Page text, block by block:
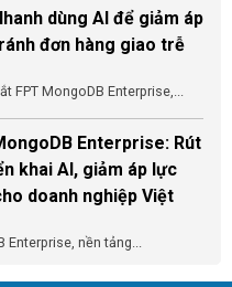
dùng AI để giảm áp
đơn hàng giao trễ
FPT MongoDB Enterprise,...
Enterprise: Rút
khai AI, giảm áp lực
doanh nghiệp Việt
Enterprise, nền tảng...